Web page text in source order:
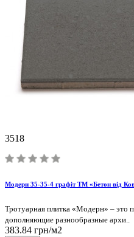
3518
Модерн 35-35-4 графіт ТМ «Бетон від
Тротуарная плитка «Модерн» – это
дополняющие разнообразные архи..
383.84 грн/м2